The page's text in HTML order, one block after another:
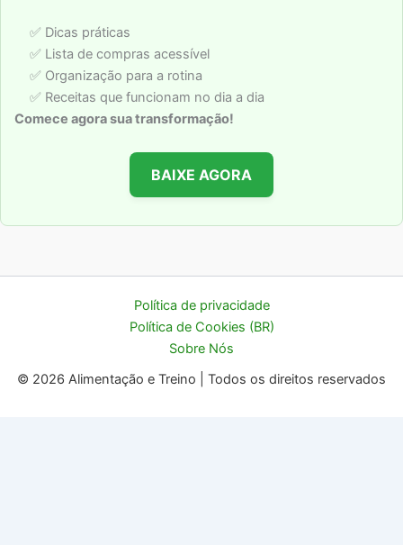
✅ Dicas práticas
✅ Lista de compras acessível
✅ Organização para a rotina
✅ Receitas que funcionam no dia a dia
Comece agora sua transformação!
BAIXE AGORA
Política de privacidade
Política de Cookies (BR)
Sobre Nós
© 2026 Alimentação e Treino | Todos os direitos reservados